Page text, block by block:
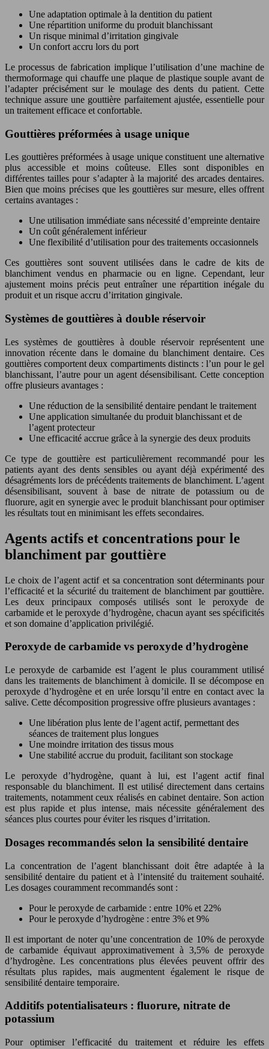
Une adaptation optimale à la dentition du patient
Une répartition uniforme du produit blanchissant
Un risque minimal d’irritation gingivale
Un confort accru lors du port
Le processus de fabrication implique l’utilisation d’une machine de
thermoformage qui chauffe une plaque de plastique souple avant de
l’adapter précisément sur le moulage des dents du patient. Cette
technique assure une gouttière parfaitement ajustée, essentielle pour
un traitement efficace et confortable.
Gouttières préformées à usage unique
Les gouttières préformées à usage unique constituent une alternative
plus accessible et moins coûteuse. Elles sont disponibles en
différentes tailles pour s’adapter à la majorité des arcades dentaires.
Bien que moins précises que les gouttières sur mesure, elles offrent
certains avantages :
Une utilisation immédiate sans nécessité d’empreinte dentaire
Un coût généralement inférieur
Une flexibilité d’utilisation pour des traitements occasionnels
Ces gouttières sont souvent utilisées dans le cadre de kits de
blanchiment vendus en pharmacie ou en ligne. Cependant, leur
ajustement moins précis peut entraîner une répartition inégale du
produit et un risque accru d’irritation gingivale.
Systèmes de gouttières à double réservoir
Les systèmes de gouttières à double réservoir représentent une
innovation récente dans le domaine du blanchiment dentaire. Ces
gouttières comportent deux compartiments distincts : l’un pour le gel
blanchissant, l’autre pour un agent désensibilisant. Cette conception
offre plusieurs avantages :
Une réduction de la sensibilité dentaire pendant le traitement
Une application simultanée du produit blanchissant et de
l’agent protecteur
Une efficacité accrue grâce à la synergie des deux produits
Ce type de gouttière est particulièrement recommandé pour les
patients ayant des dents sensibles ou ayant déjà expérimenté des
désagréments lors de précédents traitements de blanchiment. L’agent
désensibilisant, souvent à base de nitrate de potassium ou de
fluorure, agit en synergie avec le produit blanchissant pour optimiser
les résultats tout en minimisant les effets secondaires.
Agents actifs et concentrations pour le
blanchiment par gouttière
Le choix de l’agent actif et sa concentration sont déterminants pour
l’efficacité et la sécurité du traitement de blanchiment par gouttière.
Les deux principaux composés utilisés sont le peroxyde de
carbamide et le peroxyde d’hydrogène, chacun ayant ses spécificités
et son domaine d’application privilégié.
Peroxyde de carbamide vs peroxyde d’hydrogène
Le peroxyde de carbamide est l’agent le plus couramment utilisé
dans les traitements de blanchiment à domicile. Il se décompose en
peroxyde d’hydrogène et en urée lorsqu’il entre en contact avec la
salive. Cette décomposition progressive offre plusieurs avantages :
Une libération plus lente de l’agent actif, permettant des
séances de traitement plus longues
Une moindre irritation des tissus mous
Une stabilité accrue du produit, facilitant son stockage
Le peroxyde d’hydrogène, quant à lui, est l’agent actif final
responsable du blanchiment. Il est utilisé directement dans certains
traitements, notamment ceux réalisés en cabinet dentaire. Son action
est plus rapide et plus intense, mais nécessite généralement des
séances plus courtes pour éviter les risques d’irritation.
Dosages recommandés selon la sensibilité dentaire
La concentration de l’agent blanchissant doit être adaptée à la
sensibilité dentaire du patient et à l’intensité du traitement souhaité.
Les dosages couramment recommandés sont :
Pour le peroxyde de carbamide : entre 10% et 22%
Pour le peroxyde d’hydrogène : entre 3% et 9%
Il est important de noter qu’une concentration de 10% de peroxyde
de carbamide équivaut approximativement à 3,5% de peroxyde
d’hydrogène. Les concentrations plus élevées peuvent offrir des
résultats plus rapides, mais augmentent également le risque de
sensibilité dentaire temporaire.
Additifs potentialisateurs : fluorure, nitrate de
potassium
Pour optimiser l’efficacité du traitement et réduire les effets